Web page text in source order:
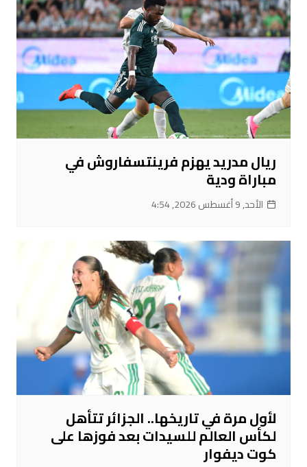
ريال مدريد يهزم فرينتسفاروش في
مباراة ودية
الأحد, 9 أغسطس 2026, 4:54
لأول مرة في تاريخها.. الجزائر تتأهل
لكأس العالم للسيدات بعد فوزها على
كوت ديفوار